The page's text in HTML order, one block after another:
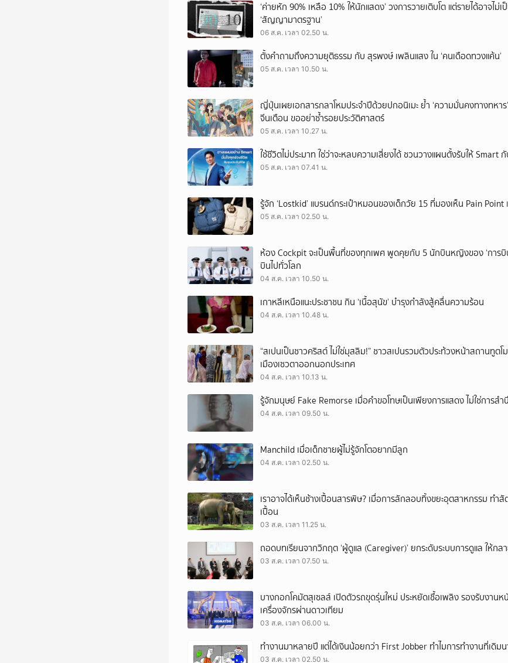
‘ค่ายหัก 90% เหลือ 10% ให้นักแสดง’ วงการวายเติบโต แต่รายได้อาจไม่
‘สัญญามาตรฐาน’
06 ส.ค. เวลา 02.50 น.
ตั้งคำถามถึงความยุติธรรม กับ สุรพงษ์ เพลินแสง ใน ‘คนเดือดทวงแค้น’
05 ส.ค. เวลา 10.50 น.
ญี่ปุ่นเผยเอกสารกลาโหมประจำปีด้วยปกอนิเมะ ย้ำ ‘ความมั่นคงทางทห
จีนเตือน ขออย่าซ้ำรอยประวัติศาสตร์
05 ส.ค. เวลา 10.27 น.
ใช้ชีวิตไม่ประมาท ใช่ว่าจะหลบความเสี่ยงได้ ชวนวางแผนตั้งรับให้ Smart
05 ส.ค. เวลา 07.41 น.
รู้จัก ‘Lostkid’ แบรนด์กระเป๋าหมอนของเด็กวัย 15 ที่มองเห็น Pain Point
05 ส.ค. เวลา 02.50 น.
ห้อง Cockpit จะเป็นพื้นที่ของทุกเพศ พูดคุยกับ 5 นักบินหญิงของ ‘การบิ
บินไปทั่วโลก
04 ส.ค. เวลา 10.50 น.
เกาหลีเหนือแนะประชาชน กิน ‘เนื้อสุนัข’ บำรุงกำลังสู้คลื่นความร้อน
04 ส.ค. เวลา 10.48 น.
“สเปนเป็นชาวคริสต์ ไม่ใช่มุสลิม!” ชาวสเปนรวมตัวประท้วงหน้าสถานทูต
เมืองเซวตาออกนอกประเทศ
04 ส.ค. เวลา 10.13 น.
รู้จักมนุษย์ Fake Remorse เมื่อคำขอโทษเป็นเพียงการแสดง ไม่ใช่การส
04 ส.ค. เวลา 09.50 น.
Manchild เมื่อเด็กชายผู้ไม่รู้จักโตอยากมีลูก
04 ส.ค. เวลา 02.50 น.
เราอาจได้เห็นช้างเปื้อนสารพิษ? เมื่อการลักลอบทิ้งขยะอุตสาหกรรม ทำ
เปื้อน
03 ส.ค. เวลา 11.25 น.
ถอดบทเรียนจากวิกฤต ‘ผู้ดูแล (Caregiver)’ ยกระดับระบบการดูแล ให้กลา
03 ส.ค. เวลา 07.50 น.
บางกอกโคมัตสุเซลส์ เปิดตัวรถขุดรุ่นใหม่ ประหยัดเชื้อเพลิง รองรับงาน
เครื่องจักรผ่านดาวเทียม
03 ส.ค. เวลา 06.00 น.
ทำงานมาหลายปี แต่ได้เงินน้อยกว่า First Jobber ทำไมการทำงานที่เดิม
03 ส.ค. เวลา 02.50 น.